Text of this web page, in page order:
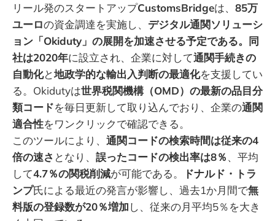
リール発のスタートアップCustomsBridgeは、 85万
ユーロの資金調達を実施し、 デジタル通関ソリューシ
ョン「Okiduty」の展開を加速させる予定である。同
社は2020年に設立され、企業に対して通関手続きの
自動化と地政学的な輸出入判断の最適化を支援してい
る。Okidutyは世界税関機構（OMD）の最新の品目分
類コードを毎日更新して取り込んでおり、企業の通関
適合性をワンクリックで確認できる。
このツールにより、 通関コードの検索時間は従来の4
倍の速さ となり、 誤ったコードの検出率は8％、平均
して4.7％の関税削減が可能である。
ドナルド・トラ
ンプ氏による最近の発言が影響し、過去1か月間で無
料版の登録数が20％増加し、従来の月平均5％を大き